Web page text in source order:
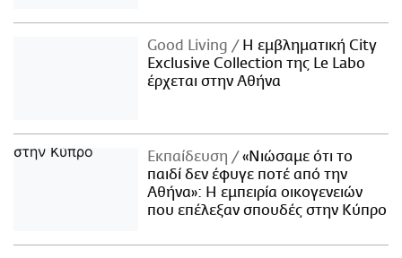
Good Living
Η εμβληματική City
Exclusive Collection της Le Labo
έρχεται στην Αθήνα
Εκπαίδευση
«Νιώσαμε ότι το
παιδί δεν έφυγε ποτέ από την
Αθήνα»: Η εμπειρία οικογενειών
που επέλεξαν σπουδές στην Κύπρο